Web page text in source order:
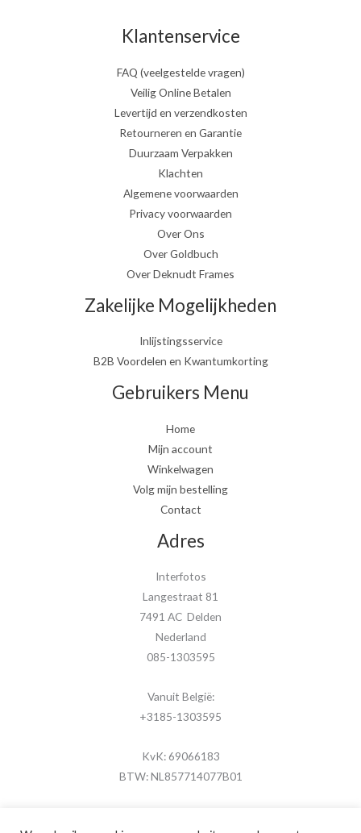
Klantenservice
FAQ (veelgestelde vragen)
Veilig Online Betalen
Levertijd en verzendkosten
Retourneren en Garantie
Duurzaam Verpakken
Klachten
Algemene voorwaarden
Privacy voorwaarden
Over Ons
Over Goldbuch
Over Deknudt Frames
Zakelijke Mogelijkheden
Inlijstingsservice
B2B Voordelen en Kwantumkorting
Gebruikers Menu
Home
Mijn account
Winkelwagen
Volg mijn bestelling
Contact
Adres
Interfotos
Langestraat 81
7491 AC Delden
Nederland
085-1303595
Vanuit België:
+3185-1303595
KvK: 69066183
BTW: NL857714077B01